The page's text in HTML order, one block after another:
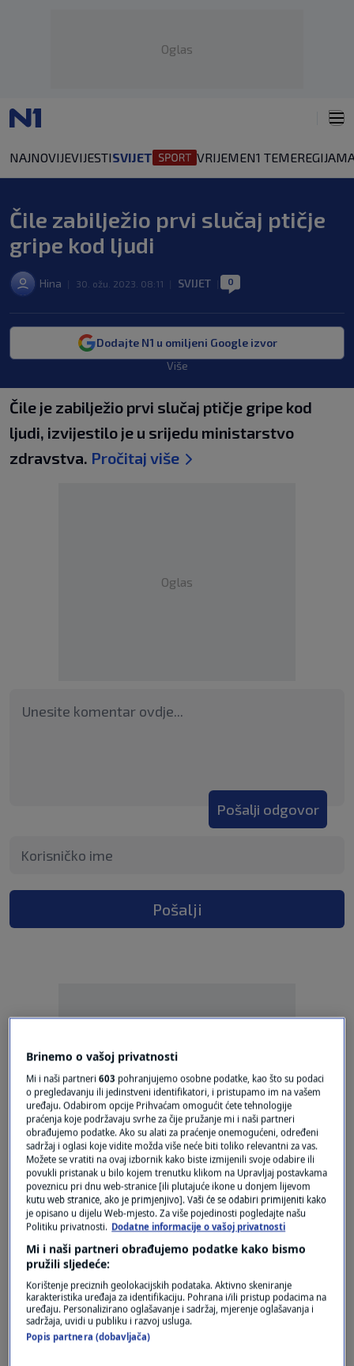
Oglas
NAJNOVIJEVIJESTISVIJET VRIJEMEN1 TEMEREGIJA
Čile zabilježio prvi slučaj ptičje
gripe kod ljudi
Hina 30. ožu. 2023. 08:11 SVIJET 0
Dodajte N1 u omiljeni Google izvor
Više
Čile je zabilježio prvi slučaj ptičje gripe kod
ljudi, izvijestilo je u srijedu ministarstvo
zdravstva. Pročitaj više
Oglas
Pošalji odgovor
Pošalji
Oglas
Oglas
Brinemo o vašoj privatnosti
Mi i naši partneri603 pohranjujemo osobne podatke, kao što su podaci
o pregledavanju ili jedinstveni identifikatori, i pristupamo im na vašem
uređaju. Odabirom opcije Prihvaćam omogućit ćete tehnologije
praćenja koje podržavaju svrhe za čije pružanje mi i naši partneri
obrađujemo podatke. Ako su alati za praćenje onemogućeni, određeni
sadržaj i oglasi koje vidite možda više neće biti toliko relevantni za vas.
Možete se vratiti na ovaj izbornik kako biste izmijenili svoje odabire ili
povukli pristanak u bilo kojem trenutku klikom na Upravljaj postavkama
poveznicu pri dnu web-stranice [ili plutajuće ikone u donjem lijevom
kutu web stranice, ako je primjenjivo]. Vaši će se odabiri primijeniti kako
je opisano u dijelu Web-mjesto. Za više pojedinosti pogledajte našu
Politiku privatnosti. Dodatne informacije o vašoj privatnosti
Mi i naši partneri obrađujemo podatke kako bismo
pružili sljedeće:
Korištenje preciznih geolokacijskih podataka. Aktivno skeniranje
karakteristika uređaja za identifikaciju. Pohrana i/ili pristup podacima na
uređaju. Personalizirano oglašavanje i sadržaj, mjerenje oglašavanja i
sadržaja, uvidi u publiku i razvoj usluga.
Popis partnera (dobavljača)